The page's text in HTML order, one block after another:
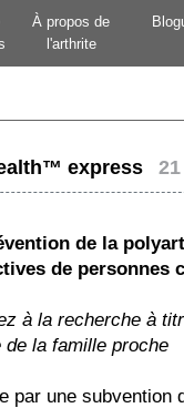
À propos de
l'arthrite
express
de la
de personnes
à la recherche à
de la famille proche
par une subvention